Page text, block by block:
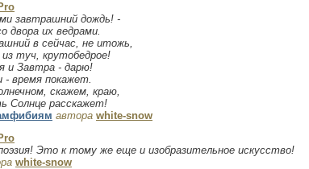
завтрашний дождь! -
двора их ведрами.
в сейчас, не итожь,
из туч, крутобедрое!
и Завтра - дарю!
- время покажет.
скажем, краю,
Солнце расскажет!
автора white-snow
Это к тому же еще и изобразительное искусство!
white-snow